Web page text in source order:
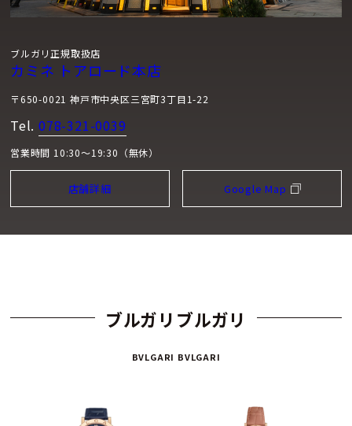
ブルガリ正規取扱店
カミネ トアロード本店
〒650-0021 神戸市中央区三宮町3丁目1-22
Tel. 078-321-0039
営業時間 10:30～19:30（無休）
店舗詳細 Google Map
ブルガリブルガリ
BVLGARI BVLGARI